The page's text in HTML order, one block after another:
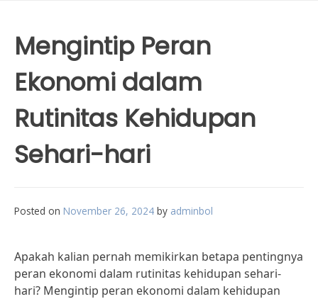
Mengintip Peran
Ekonomi dalam
Rutinitas Kehidupan
Sehari-hari
Posted on November 26, 2024 by adminbol
Apakah kalian pernah memikirkan betapa pentingnya
peran ekonomi dalam rutinitas kehidupan sehari-
hari? Mengintip peran ekonomi dalam kehidupan